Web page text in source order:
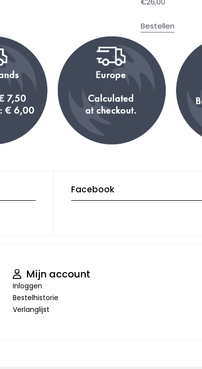
Bestellen
Facebook
Mijn account
Inloggen
Bestelhistorie
Verlanglijst